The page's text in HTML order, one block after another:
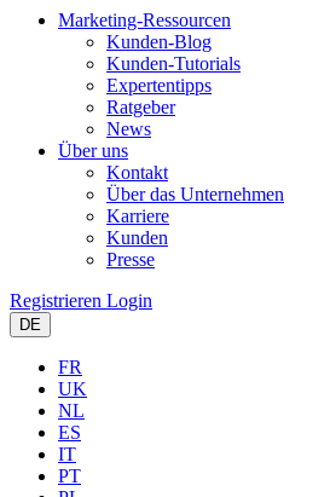
Marketing-Ressourcen
Kunden-Blog
Kunden-Tutorials
Expertentipps
Ratgeber
News
Über uns
Kontakt
Über das Unternehmen
Karriere
Kunden
Presse
Registrieren Login
DE
FR
UK
NL
ES
IT
PT